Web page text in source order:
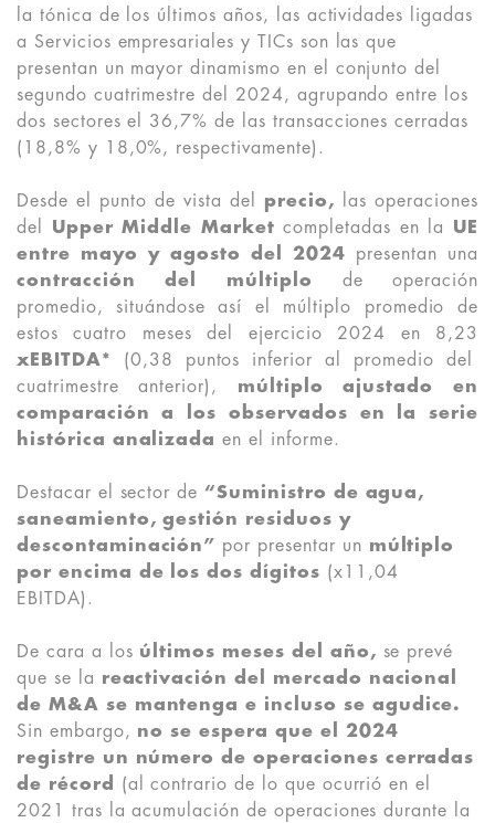
la tónica de los últimos años, las actividades ligadas
a Servicios empresariales y TICs son las que
presentan un mayor dinamismo en el conjunto del
segundo cuatrimestre del 2024, agrupando entre los
dos sectores el 36,7% de las transacciones cerradas
(18,8% y 18,0%, respectivamente).
Desde el punto de vista del precio, las operaciones
del Upper Middle Market completadas en la UE
entre mayo y agosto del 2024 presentan una
contracción del múltiplo
de operación
promedio, situándose así el múltiplo promedio de
estos cuatro meses del ejercicio 2024 en 8,23
xEBITDA*
(0,38 puntos inferior al promedio del
cuatrimestre anterior), múltiplo ajustado en
comparación a los observados en la serie
histórica analizada en el informe.
Destacar el sector de“Suministro de agua,
saneamiento, gestión residuos y
descontaminación” por presentar un múltiplo
por encima de los dos dígitos (x11,04
EBITDA).
De cara a los últimos meses del año, se prevé
que se la reactivación del mercado nacional
de M&A se mantenga e incluso se agudice.
Sin embargo, no se espera que el 2024
registre un número de operaciones cerradas
de récord
(al contrario de lo que ocurrió en el
2021 tras la acumulación de operaciones durante la